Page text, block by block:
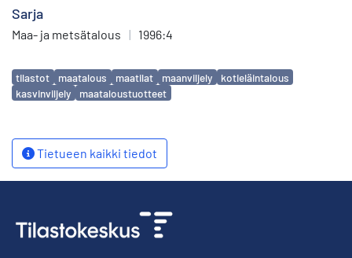
Sarja
Maa- ja metsätalous | 1996:4
Avainsanat
tilastot maatalous maatilat maanviljely
kotieläintalous
kasvinviljely
maataloustuotteet
Tietueen kaikki tiedot